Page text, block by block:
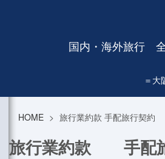
国内・海外旅行
＝大
HOME > 旅行業約款 手配旅行契約
旅行業約款 手配